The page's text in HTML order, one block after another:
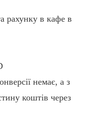
рахунку в кафе в
немає, а з
коштів через